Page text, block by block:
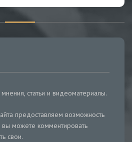
статьи и видеоматериалы.
предоставляем возможность
можете комментировать
свои.